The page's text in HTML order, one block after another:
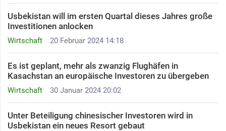
Wirtschaft 20 Februar 2024 14:18
Usbekistan will im ersten Quartal dieses Jahres große
Investitionen anlocken
Wirtschaft 30 Januar 2024 20:02
Es ist geplant, mehr als zwanzig Flughäfen in
Kasachstan an europäische Investoren zu übergeben
Unter Beteiligung chinesischer Investoren wird in
Usbekistan ein neues Resort gebaut